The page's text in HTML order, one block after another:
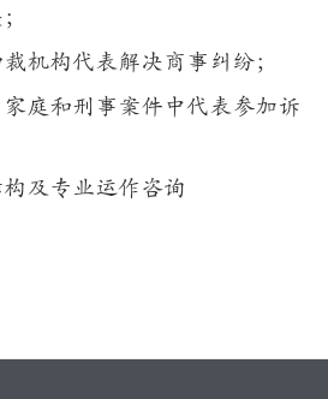
机构代表解决商事纠纷；
庭和刑事案件中代表参加诉
及专业运作咨询